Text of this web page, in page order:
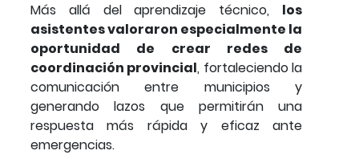
Más allá del aprendizaje técnico, los
asistentes valoraron especialmente la
oportunidad de crear redes de
coordinación provincial, fortaleciendo la
comunicación entre municipios y
generando lazos que permitirán una
respuesta más rápida y eficaz ante
emergencias.